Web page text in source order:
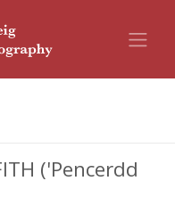
('Pencerdd